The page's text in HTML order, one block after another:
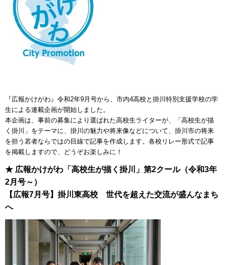
『広報かけがわ』令和2年9月号から、市内4高校と掛川特別支援学校の学
生による連載企画が開始しました。
本企画は、事前の募集により選ばれた高校生ライターが、「高校生が描
く掛川」をテーマに、掛川の魅力や将来像などについて、掛川市の将来
を担う若者ならではの目線で記事を作成します。各校リレー形式で記事
を掲載しますので、どうぞお楽しみに！
★ 広報かけがわ「高校生が描く掛川」第2クール（令和3年
2月号～）
【広報7月号】掛川東高校 世代を超えた交流が盛んなまち
へ